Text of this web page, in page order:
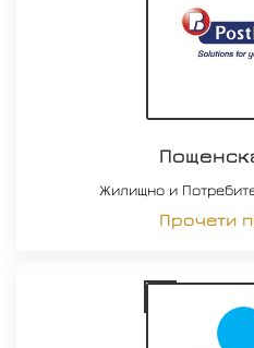
Жилищно и
Прочети